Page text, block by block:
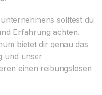
solltest du
Erfahrung achten.
bietet dir genau das.
und unser
einen reibungslosen